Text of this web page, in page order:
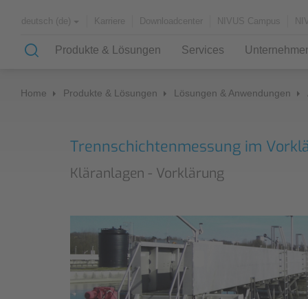
deutsch (de) Karriere Downloadcenter NIVUS Campus
Produkte & Lösungen
Lösungen & Anwendungen
Case Studies
Anwendungsbeispiele
Kläranlagen
Wasserversorgung
Fließgewässer
Services
Messdienstleistungen (SHM)
Ablauf einer Drosselüberprüfung
Fremdwasserermittlung
Automatisierte Netzmessung
Überprüfung einer Drosseleinrichtung
Überprüfung einer
Über uns
Partner und Verbände
Geschichte
Home Produkte & Lösungen Lösungen & Anwendungen
Trennschichtenmessung im
Kläranlagen - Vorklärung